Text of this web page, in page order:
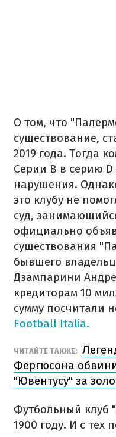
О том, что
существование,
2019 года. Тогда
Серии B в серию
нарушения.
это клубу не
суд,
официально
существования
бывшего
Дзампарини
кредиторам 10
сумму посчитали
Football Italia.
ЧИТАЙТЕ ТАКЖЕ:
Фергюсона
"Ювентусу" за
Футбольный клуб
1900 году. И с тех